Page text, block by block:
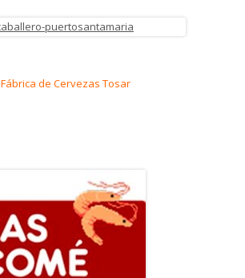
Fábrica de Cervezas Tosar